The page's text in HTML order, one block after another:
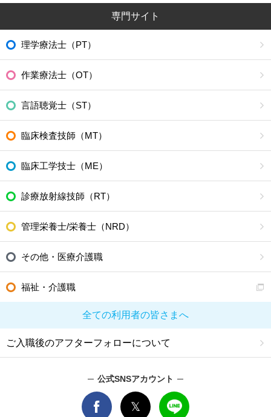
専門サイト
理学療法士（PT）
作業療法士（OT）
言語聴覚士（ST）
臨床検査技師（MT）
臨床工学技士（ME）
診療放射線技師（RT）
管理栄養士/栄養士（NRD）
その他・医療介護職
福祉・介護職
全ての利用者の皆さまへ
ご入職後のアフターフォローについて
公式SNSアカウント